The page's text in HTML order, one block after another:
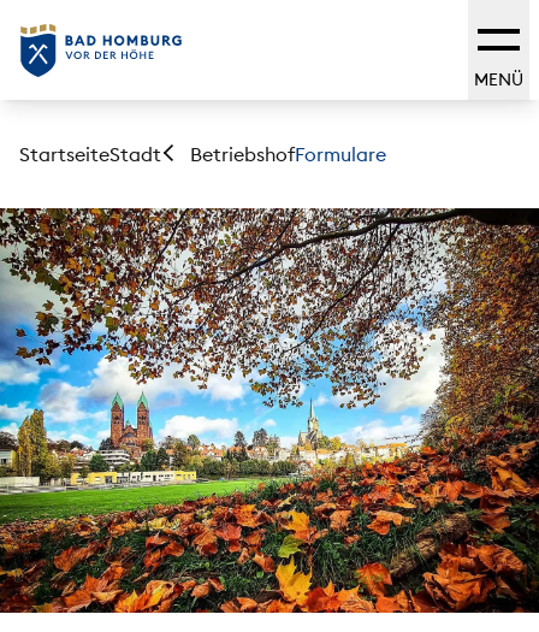
MENÜ
StartseiteStadt BetriebshofFormulare